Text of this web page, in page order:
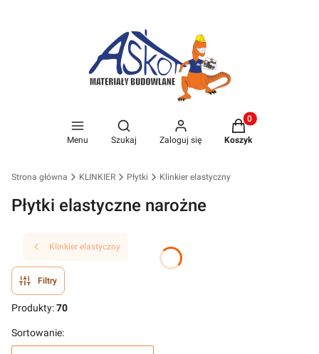
Menu
Otwórz wyszukiwarkę
Szukaj Zaloguj się
Produkty w
Koszyk
Strona główna KLINKIER Płytki Klinkier elastyczny
Płytki elastyczne narożne
Klinkier elastyczny
Filtry
Produkty:70
Sortowanie: